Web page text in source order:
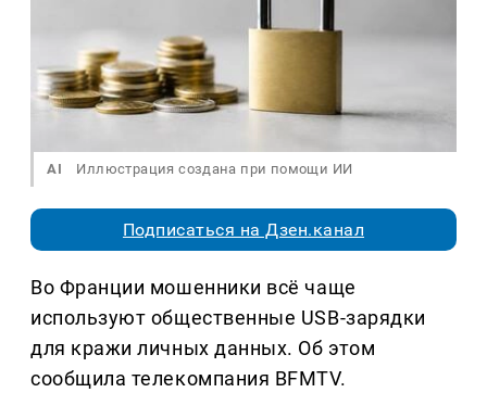
AI Иллюстрация создана при помощи ИИ
Подписаться на Дзен.канал
Во Франции мошенники всё чаще
используют общественные USB-зарядки
для кражи личных данных. Об этом
сообщила телекомпания BFMTV.